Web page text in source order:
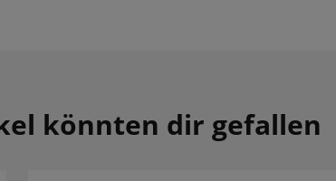
könnten dir gefallen